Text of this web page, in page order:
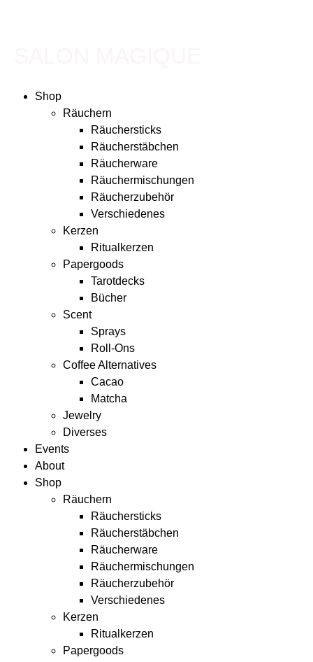
Shop
Räuchern
Räuchersticks
Räucherstäbchen
Räucherware
Räuchermischungen
Räucherzubehör
Verschiedenes
Kerzen
Ritualkerzen
Papergoods
Tarotdecks
Bücher
Scent
Sprays
Roll-Ons
Coffee Alternatives
Cacao
Matcha
Jewelry
Diverses
Events
About
Shop
Räuchern
Räuchersticks
Räucherstäbchen
Räucherware
Räuchermischungen
Räucherzubehör
Verschiedenes
Kerzen
Ritualkerzen
Papergoods